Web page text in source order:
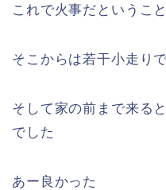
これで火事だというこ
そこからは若干小走り
そして家の前まで来る
でした
あー良かった